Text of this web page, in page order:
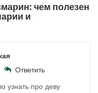
чем полезен
и
Ответить
узнать про деву